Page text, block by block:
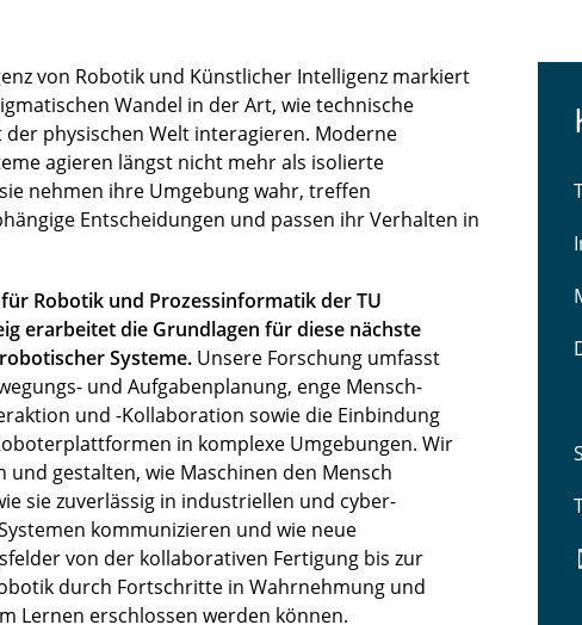
von Robotik und Künstlicher Intelligenz markiert
Wandel in der Art, wie technische
der physischen Welt interagieren. Moderne
agieren längst nicht mehr als isolierte
nehmen ihre Umgebung wahr, treffen
Entscheidungen und passen ihr Verhalten in
Robotik und Prozessinformatik der TU
erarbeitet die Grundlagen für diese nächste
Systeme.Unsere Forschung umfasst
und Aufgabenplanung, enge Mensch-
und -Kollaboration sowie die Einbindung
in komplexe Umgebungen. Wir
und gestalten, wie Maschinen den Mensch
sie zuverlässig in industriellen und cyber-
kommunizieren und wie neue
von der kollaborativen Fertigung bis zur
durch Fortschritte in Wahrnehmung und
Lernen erschlossen werden können.